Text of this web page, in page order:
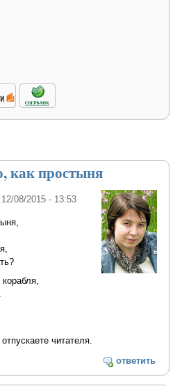
как простыня
08/2015 - 13:53
читателя.
ответить